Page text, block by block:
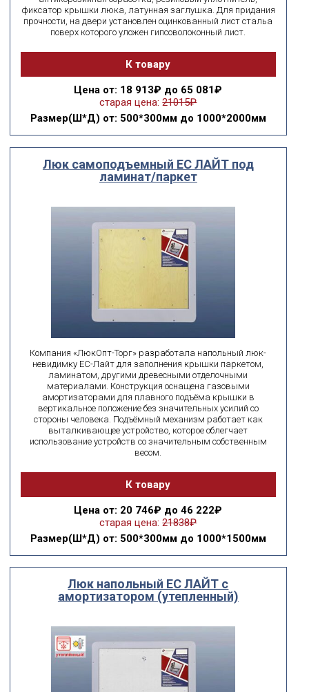
фиксатор крышки люка, латунная заглушка. Для придания
прочности, на двери установлен оцинкованный лист стальа
поверх которого уложен гипсоволоконный лист.
К товару
Цена от: 18 913₽ до 65 081₽
старая цена: 21015₽
Размер(Ш*Д) от: 500*300мм до 1000*2000мм
Люк самоподъемный ЕС ЛАЙТ под
ламинат/паркет
Компания «ЛюкОпт-Торг» разработала напольный люк-
невидимку ЕС-Лайт для заполнения крышки паркетом,
ламинатом, другими древесными отделочными
материалами. Конструкция оснащена газовыми
амортизаторами для плавного подъёма крышки в
вертикальное положение без значительных усилий со
стороны человека. Подъёмный механизм работает как
выталкивающее устройство, которое облегчает
использование устройств со значительным собственным
весом.
К товару
Цена от: 20 746₽ до 46 222₽
старая цена: 21838₽
Размер(Ш*Д) от: 500*300мм до 1000*1500мм
Люк напольный ЕС ЛАЙТ с
амортизатором (утепленный)